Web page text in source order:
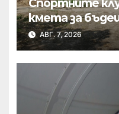
кмета за
полк
АВГ. 7, 2026